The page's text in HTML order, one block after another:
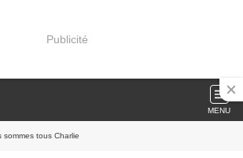
Publicité
MENU
sommes tous Charlie